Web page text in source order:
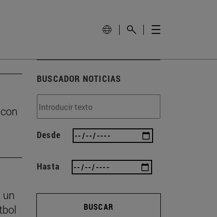
un
BUSCADOR NOTICIAS
Desde
Hasta
BUSCAR